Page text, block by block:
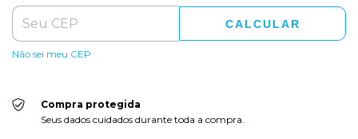
CALCULAR
Não sei meu CEP
Compra protegida
Seus dados cuidados durante toda a compra.